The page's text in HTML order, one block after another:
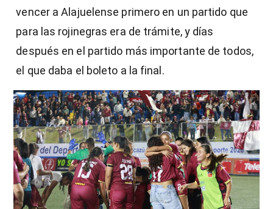
vencer a Alajuelense primero en un partido que
para las rojinegras era de trámite, y días
después en el partido más importante de todos,
el que daba el boleto a la final.